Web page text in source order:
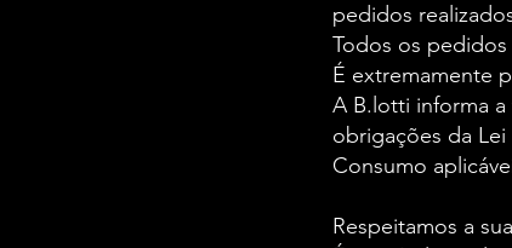
pedidos
Todos os pedidos
É extremamente
A B.lotti informa
obrigações da Lei
Consumo
Respeitamos a